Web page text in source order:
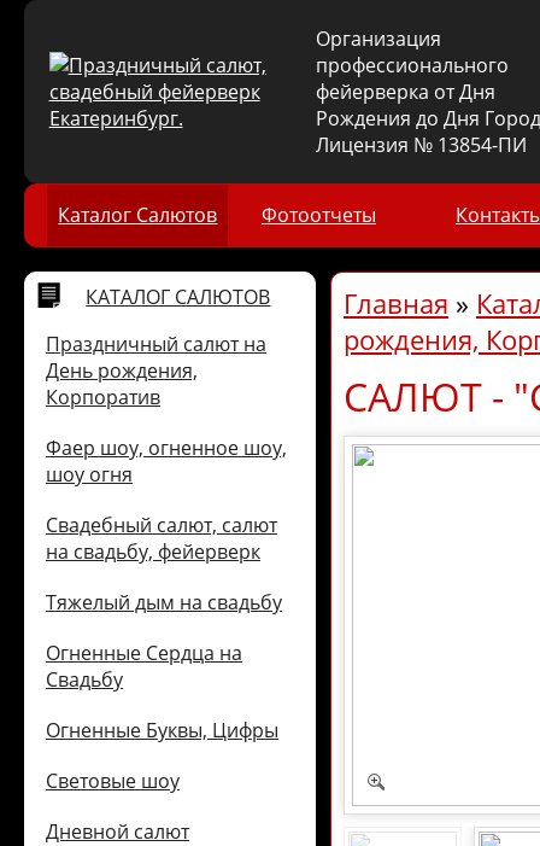
Организация
профессионального
фейерверка от Дня
Рождения до Дня
Лицензия № 13854-ПИ
Каталог Салютов Фотоотчеты
КАТАЛОГ САЛЮТОВ
Праздничный салют на
День рождения,
Корпоратив
Фаер шоу, огненное шоу,
шоу огня
Свадебный салют, салют
на свадьбу, фейерверк
Тяжелый дым на свадьбу
Огненные Сердца на
Свадьбу
Огненные Буквы, Цифры
Световые шоу
Дневной салют
Главная »
рождения,
САЛЮТ -